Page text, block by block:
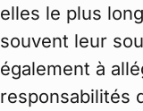
elles le plus
souvent leur
également à
responsabilités